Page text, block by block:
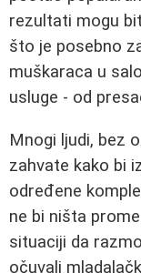
rezultati mogu
što je posebno
muškaraca u
usluge - od
Mnogi ljudi, bez
zahvate kako bi
određene
ne bi ništa
situaciji da
očuvali